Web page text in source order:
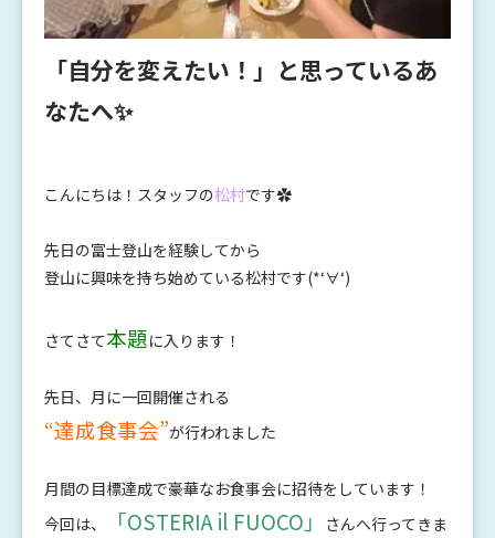
「自分を変えたい！」と思っているあ
なたへ✨
こんにちは！スタッフの松村です✿
先日の富士登山を経験してから
登山に興味を持ち始めている松村です(*‘∀‘)
さてさて本題に入ります！
先日、月に一回開催される
“達成食事会”が行われました
月間の目標達成で豪華なお食事会に招待をしています！
今回は、
「OSTERIA il FUOCO」
さんへ行ってきま